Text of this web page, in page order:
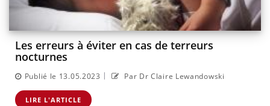
Les erreurs à éviter en cas de terreurs
nocturnes
Publié le 13.05.2023 | Par Dr Claire Lewandowski
LIRE L'ARTICLE